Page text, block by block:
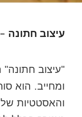
עיצוב חתונה
"עיצוב
ומחייב. הוא
והאסטטיות